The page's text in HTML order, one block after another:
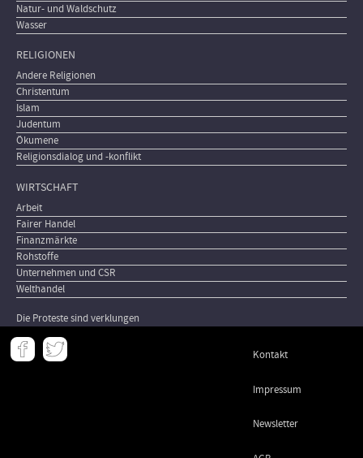
Natur- und Waldschutz
Wasser
RELIGIONEN
Andere Religionen
Christentum
Islam
Judentum
Ökumene
Religionsdialog und -konflikt
WIRTSCHAFT
Arbeit
Fairer Handel
Finanzmärkte
Rohstoffe
Unternehmen und CSR
Welthandel
Die Proteste sind verklungen
Meta
- Kontakt
Impressum
Newsletter